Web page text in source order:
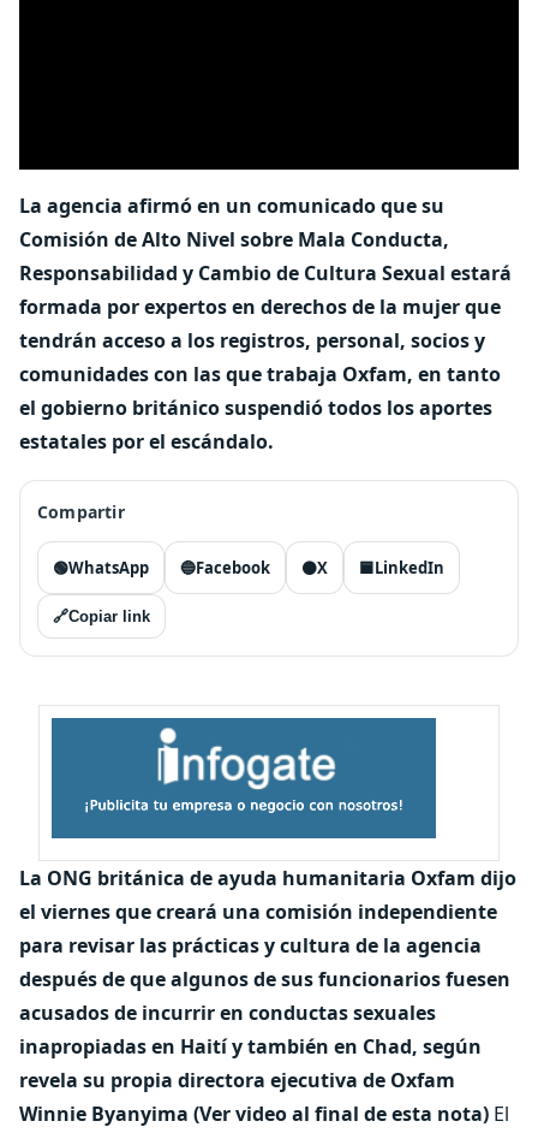
La agencia afirmó en un comunicado que su
Comisión de Alto Nivel sobre Mala Conducta,
Responsabilidad y Cambio de Cultura Sexual estará
formada por expertos en derechos de la mujer que
tendrán acceso a los registros, personal, socios y
comunidades con las que trabaja Oxfam, en tanto
el gobierno británico suspendió todos los aportes
estatales por el escándalo.
Compartir
🟢WhatsApp 🔵Facebook ⚫X 🟦LinkedIn
🔗Copiar link
La ONG británica de ayuda humanitaria Oxfam dijo
el viernes que creará una comisión independiente
para revisar las prácticas y cultura de la agencia
después de que algunos de sus funcionarios fuesen
acusados de incurrir en conductas sexuales
inapropiadas en Haití y también en Chad, según
revela su propia directora ejecutiva de Oxfam
Winnie Byanyima (Ver video al final de esta nota) El